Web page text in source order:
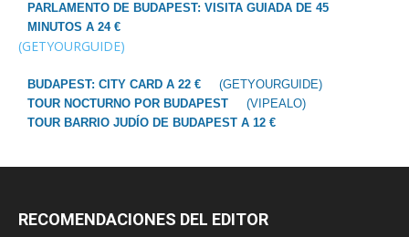
PARLAMENTO DE BUDAPEST: VISITA GUIADA DE 45
MINUTOS A 24 €
(GETYOURGUIDE)
BUDAPEST: CITY CARD A 22 €
(GETYOURGUIDE)
TOUR NOCTURNO POR BUDAPEST
(VIPEALO)
TOUR BARRIO JUDÍO DE BUDAPEST A 12 €
RECOMENDACIONES DEL EDITOR